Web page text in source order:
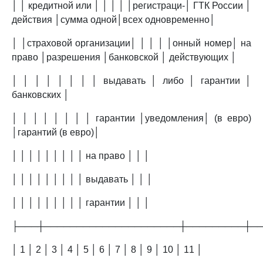
│ │ кредитной или │ │ │ │ │регистраци-│ ГТК России │
действия │сумма одной│всех одновременно│
│ │страховой организации│ │ │ │ │онный номер│ на
право │разрешения │банковской │ действующих │
│ │ │ │ │ │ │ │ выдавать │ либо │ гарантии │
банковских │
│ │ │ │ │ │ │ │ гарантии │уведомления│ (в евро)
│гарантий (в евро)│
│ │ │ │ │ │ │ │ │ на право │ │ │
│ │ │ │ │ │ │ │ │ выдавать │ │ │
│ │ │ │ │ │ │ │ │ гарантии │ │ │
│ 1 │ 2 │ 3 │ 4 │ 5 │ 6 │ 7 │ 8 │ 9 │ 10 │ 11 │